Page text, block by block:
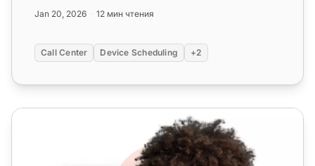
Jan 20, 2026 12 мин чтения
Call Center Device Scheduling +2
Надежный облачный call center